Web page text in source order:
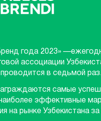
года 2023»
ассоциации
в седьмой
самые
эффективные
на рынке Узбекистана